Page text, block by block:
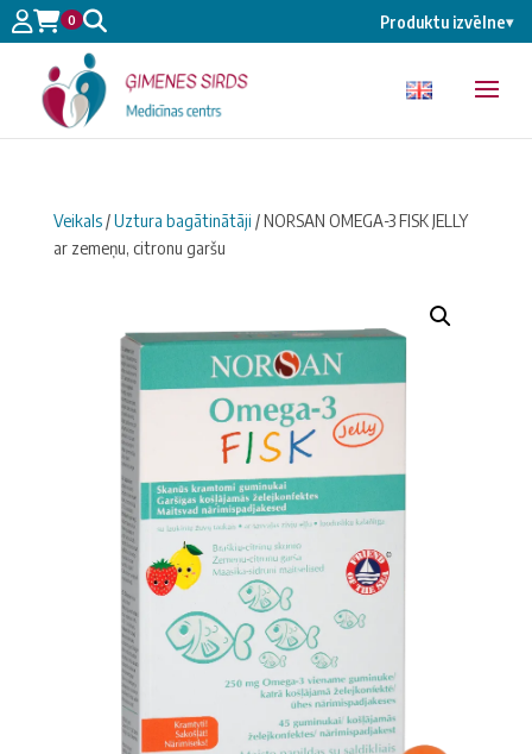
0 Produktu izvēlne▾
Veikals/Uztura bagātinātāji / NORSAN OMEGA-3 FISK JELLY
ar zemeņu, citronu garšu